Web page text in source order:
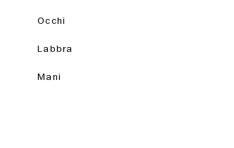
Occhi
Labbra
Mani